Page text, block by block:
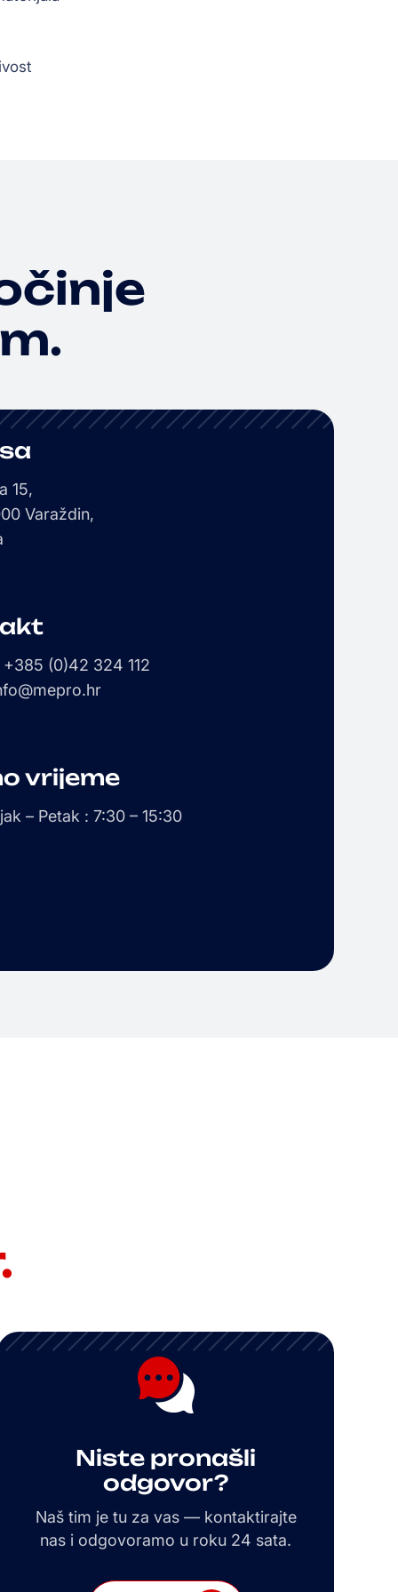
15,
Varaždin,
+385 (0)42 324 112
vrijeme
– Petak : 7:30 – 15:30
Niste pronašli
odgovor?
Naš tim je tu za vas — kontaktirajte
nas i odgovoramo u roku 24 sata.